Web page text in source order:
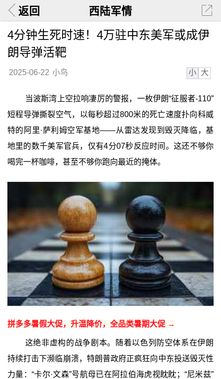
返回 西陆军情
4分钟生死时速！4万驻中东美军或成伊
朗导弹活靶
2025-06-22 小鸟 小 大
当波斯湾上空拉响凄厉的警报，一枚伊朗“征服者-110”
短程导弹撕裂空气，以每秒超过800米的死亡速度扑向科威
特的阿里·萨利姆空军基地——从雷达发现到毁灭降临，基
地里的数千美军官兵，仅有4分07秒反应时间。这还不够你
喝完一杯咖啡，甚至不够你跑向最近的掩体。
拼多多暑假大促，升温降价，全品类暑期大促 →
这绝非虚构的战争剧本。随着以色列防空体系在伊朗
持续打击下濒临崩溃，特朗普政府正疯狂向中东投送毁灭性
力量：“卡尔·文森”号航母已在阿拉伯海虎视眈眈；“尼米兹”